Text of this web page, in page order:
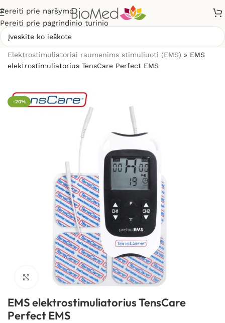
Pereiti prie naršymo
Pereiti prie pagrindinio turinio
Elektrostimuliatoriai raumenims stimuliuoti (EMS) » EMS
elektrostimuliatorius TensCare Perfect EMS
-20%
Spustelėkite, kad padidintumėte
EMS elektrostimuliatorius TensCare
Perfect EMS